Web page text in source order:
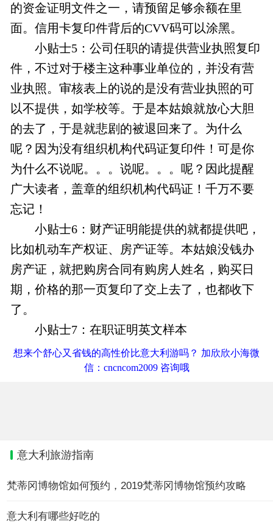
的资金证明文件之一，请预留足够余额在里
面。信用卡复印件背后的CVV码可以涂黑。
小贴士5：公司任职的请提供营业执照复印
件，不过对于楼主这种事业单位的，并没有营
业执照。审核表上的说的是没有营业执照的可
以不提供，如学校等。于是本姑娘就放心大胆
的去了，于是就悲剧的被退回来了。为什么
呢？因为没有组织机构代码证复印件！可是你
为什么不说呢。。。说呢。。。呢？因此提醒
广大读者，盖章的组织机构代码证！千万不要
忘记！
小贴士6：财产证明能提供的就都提供吧，
比如机动车产权证、房产证等。本姑娘没钱办
房产证，就把购房合同有购房人姓名，购买日
期，价格的那一页复印了交上去了，也都收下
了。
小贴士7：在职证明英文样本
想来个舒心又省钱的高性价比意大利游吗？ 加欣欣小海微
信：cncncom2009 咨询哦
意大利旅游指南
梵蒂冈博物馆如何预约，2019梵蒂冈博物馆预约攻略
意大利有哪些好吃的